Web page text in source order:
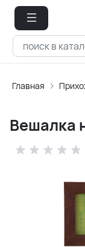
Главная
Вешалка